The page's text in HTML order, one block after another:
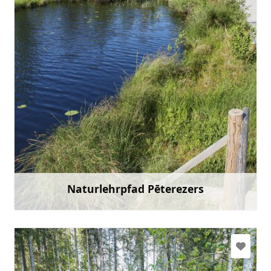
Naturlehrpfad Pēterezers
slitere@daba.gov.lv
+371 67800389
Gehen Sie mit
Mehr